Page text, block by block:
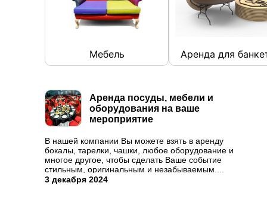
Мебель Аренда для
Аренда посуды, мебели и
оборудования на ваше
мероприятие
В нашей компании Вы можете взять в аренду
бокалы, тарелки, чашки, любое оборудование и
многое другое, чтобы сделать Ваше событие
стильным, оригинальным и незабываемым....
3 декабря 2024